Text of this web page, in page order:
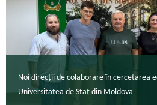
Noi direcții de colaborare în cercetarea
Universitatea de Stat din Moldova